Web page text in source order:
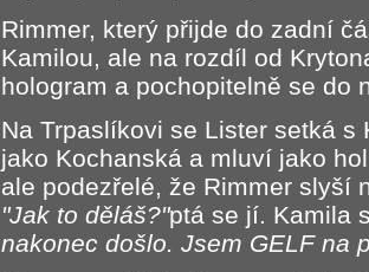
Rimmer, který přijde do zadní
Kamilou, ale na rozdíl od
hologram a pochopitelně se do
Na Trpaslíkovi se Lister setká
jako Kochanská a mluví jako
ale podezřelé, že Rimmer slyší
"Jak to děláš?"ptá se jí. Kamila
nakonec došlo. Jsem GELF na